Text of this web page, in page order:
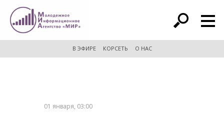
расширенный поиск
В ЭФИРЕ КОРСЕТЬ О НАС
01 января, 03:00